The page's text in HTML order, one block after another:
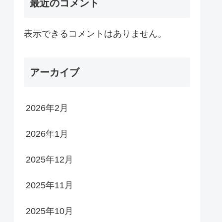
最近のコメント
表示できるコメントはありません。
アーカイブ
2026年2月
2026年1月
2025年12月
2025年11月
2025年10月